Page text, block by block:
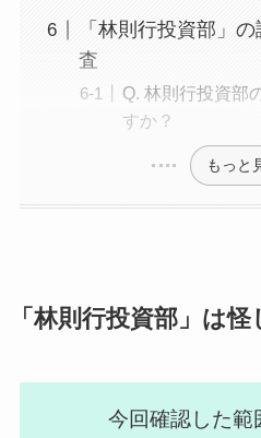
「林則行投資部」
査
Q. 林則行投資部
すか？
もっと
「林則行投資部」は
今回確認した範